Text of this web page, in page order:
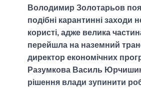
Володимир Золотарьов
подібні карантинні заходи
користі, адже велика
перейшла на наземний
директор економічних
Разумкова Василь
рішення влади зупинити